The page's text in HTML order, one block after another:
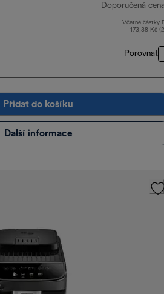
Doporučená
Včetně částky
173,38 Kč
Porovnat
Přidat do košíku
Další informace